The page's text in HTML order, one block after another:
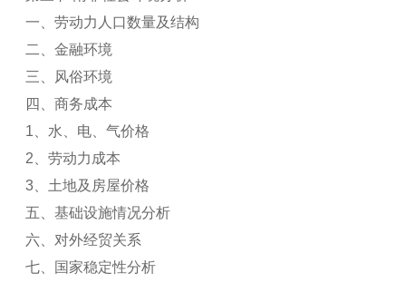
一、劳动力人口数量及结构
二、金融环境
三、风俗环境
四、商务成本
1 、水、电、气价格
2 、劳动力成本
3 、土地及房屋价格
五、基础设施情况分析
六、对外经贸关系
七、国家稳定性分析